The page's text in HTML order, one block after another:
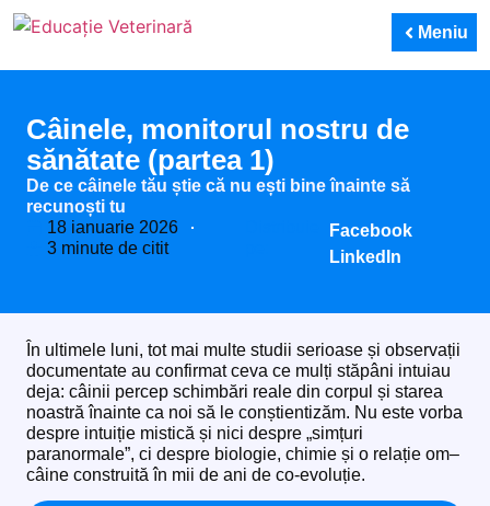
Meniu
Câinele, monitorul nostru de
sănătate (partea 1)
De ce câinele tău știe că nu ești bine înainte să
recunoști tu
18 ianuarie 2026
3 minute de citit
Facebook
LinkedIn
În ultimele luni, tot mai multe studii serioase și observații
documentate au confirmat ceva ce mulți stăpâni intuiau
deja: câinii percep schimbări reale din corpul și starea
noastră înainte ca noi să le conștientizăm. Nu este vorba
despre intuiție mistică și nici despre „simțuri
paranormale”, ci despre biologie, chimie și o relație om–
câine construită în mii de ani de co-evoluție.